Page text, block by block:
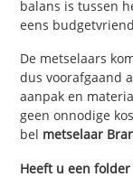
balans is tussen
eens
De metselaars
dus voorafgaand
aanpak en
geen onnodige
bel metselaar
Heeft u een